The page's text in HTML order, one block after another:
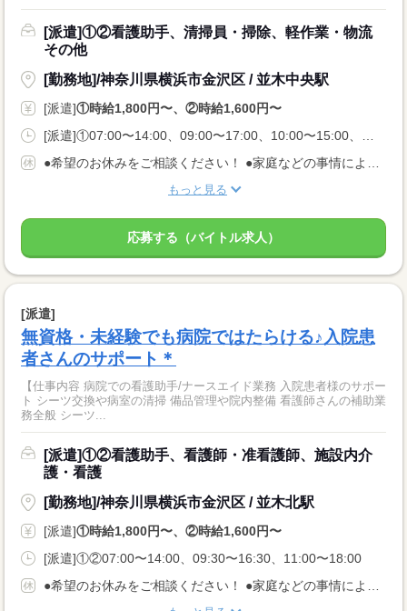
[派遣]①②看護助手、清掃員・掃除、軽作業・物流
その他
[勤務地]/神奈川県横浜市金沢区 / 並木中央駅
[派遣]①時給1,800円〜、②時給1,600円〜
もっと見る
応募する（バイトル求人）
[派遣]
無資格・未経験でも病院ではたらける♪入院患
者さんのサポート＊
【仕事内容 病院での看護助手/ナースエイド業務 入院患者様のサポー
ト シーツ交換や病室の清掃 備品管理や院内整備 看護師さんの補助業
務全般 シーツ...
[派遣]①②看護助手、看護師・准看護師、施設内介
護・看護
[勤務地]/神奈川県横浜市金沢区 / 並木北駅
[派遣]①時給1,800円〜、②時給1,600円〜
[派遣]①②07:00〜14:00、09:30〜16:30、11:00〜18:00